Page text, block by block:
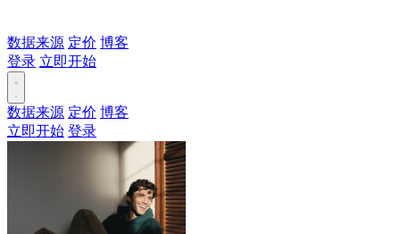
数据来源 定价 博客
登录 立即开始
数据来源 定价 博客
立即开始 登录